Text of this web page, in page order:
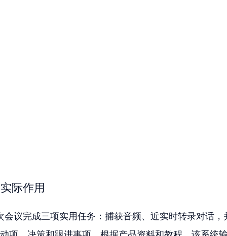
际作用
议完成三项实用任务：捕获音频、近实时转录对话，